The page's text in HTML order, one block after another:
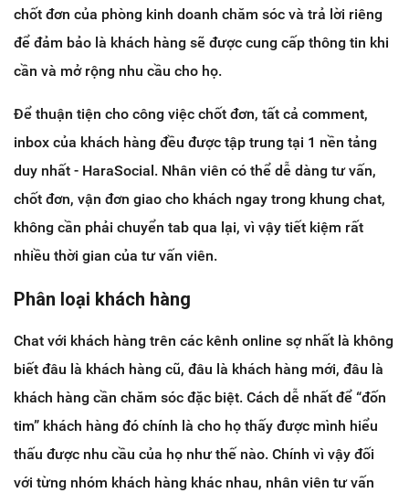
chốt đơn của phòng kinh doanh chăm sóc và trả lời riêng
để đảm bảo là khách hàng sẽ được cung cấp thông tin khi
cần và mở rộng nhu cầu cho họ.
Để thuận tiện cho công việc chốt đơn, tất cả comment,
inbox của khách hàng đều được tập trung tại 1 nền tảng
duy nhất - HaraSocial. Nhân viên có thể dễ dàng tư vấn,
chốt đơn, vận đơn giao cho khách ngay trong khung chat,
không cần phải chuyển tab qua lại, vì vậy tiết kiệm rất
nhiều thời gian của tư vấn viên.
Phân loại khách hàng
Chat với khách hàng trên các kênh online sợ nhất là không
biết đâu là khách hàng cũ, đâu là khách hàng mới, đâu là
khách hàng cần chăm sóc đặc biệt. Cách dễ nhất để “đốn
tim” khách hàng đó chính là cho họ thấy được mình hiểu
thấu được nhu cầu của họ như thế nào. Chính vì vậy đối
với từng nhóm khách hàng khác nhau, nhân viên tư vấn